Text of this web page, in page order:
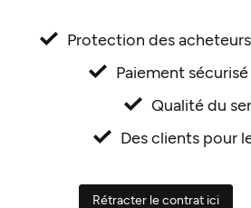
Protection des
Paiement sécurisé
Qualité du
Des clients pour
Rétracter le contrat ici